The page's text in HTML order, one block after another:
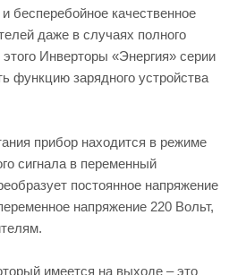
бесперебойное качественное
даже в случаях полного
Инверторы «Энергия» серии
функцию зарядного устройства
прибор находится в режиме
сигнала в переменный
постоянное напряжение
напряжение 220 Вольт,
имеется на выходе – это